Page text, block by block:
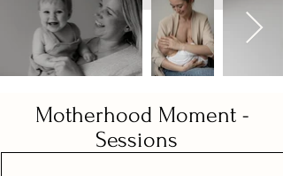
Motherhood Moment -
Sessions